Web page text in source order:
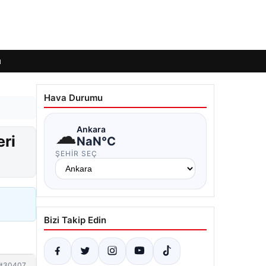
Hava Durumu
☁Ankara
NaN°C
ŞEHIR SEÇ
Bizi Takip Edin